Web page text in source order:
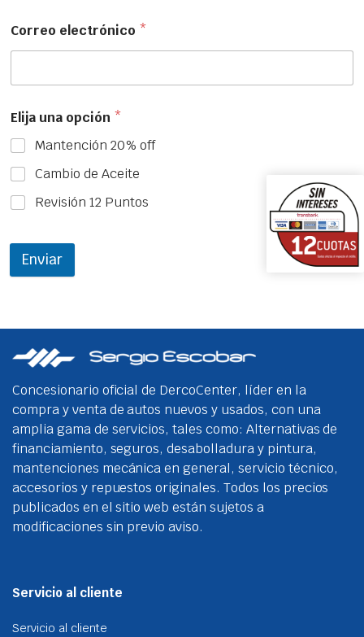
Correo electrónico *
Elija una opción *
Mantención 20% off
Cambio de Aceite
Revisión 12 Puntos
Enviar
Concesionario oficial de DercoCenter, líder en la
compra y venta de autos nuevos y usados, con una
amplia gama de servicios, tales como: Alternativas de
financiamiento, seguros, desabolladura y pintura,
mantenciones mecánica en general, servicio técnico,
accesorios y repuestos originales. Todos los precios
publicados en el sitio web están sujetos a
modificaciones sin previo aviso.
Servicio al cliente
Servicio al cliente